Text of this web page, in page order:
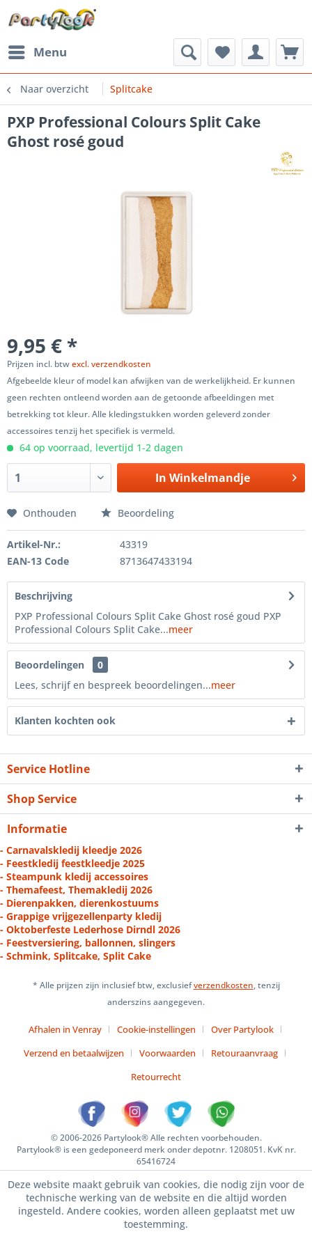
Menu
Naar overzicht Splitcake
PXP Professional Colours Split Cake
Ghost rosé goud
9,95 € *
Prijzen incl. btwexcl. verzendkosten
Afgebeelde kleur of model kan afwijken van de werkelijkheid. Er kunnen
geen rechten ontleend worden aan de getoonde afbeeldingen met
betrekking tot kleur. Alle kledingstukken worden geleverd zonder
accessoires tenzij het specifiek is vermeld.
64 op voorraad, levertijd 1-2 dagen
In Winkelmandje
Onthouden Beoordeling
Artikel-Nr.:
43319
EAN-13 Code
8713647433194
Beschrijving
PXP Professional Colours Split Cake Ghost rosé goud PXP
Professional Colours Split Cake...meer
Beoordelingen
0
Lees, schrijf en bespreek beoordelingen...meer
Klanten kochten ook
Service Hotline
Shop Service
Informatie
- Carnavalskledij kleedje 2026
- Feestkledij feestkleedje 2025
- Steampunk kledij accessoires
- Themafeest, Themakledij 2026
- Dierenpakken, dierenkostuums
- Grappige vrijgezellenparty kledij
- Oktoberfeste Lederhose Dirndl 2026
- Feestversiering, ballonnen, slingers
- Schmink, Splitcake, Split Cake
* Alle prijzen zijn inclusief btw, exclusiefverzendkosten, tenzij
anderszins aangegeven.
Afhalen in Venray Cookie-instellingen
Over Partylook
Verzend en betaalwijzen
Voorwaarden
Retouraanvraag
Retourrecht
© 2006-2026 Partylook® Alle rechten voorbehouden.
Partylook® is een gedeponeerd merk onder depotnr. 1208051. KvK nr.
65416724
Deze website maakt gebruik van cookies, die nodig zijn voor de
technische werking van de website en die altijd worden
ingesteld. Andere cookies, worden alleen geplaatst met uw
toestemming.